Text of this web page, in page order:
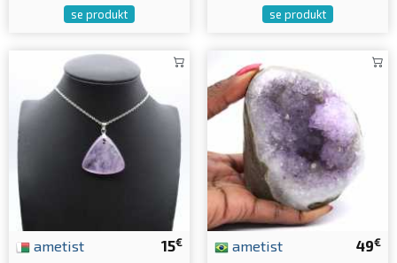
se produkt se produkt
15€
ametist 49€
ametist